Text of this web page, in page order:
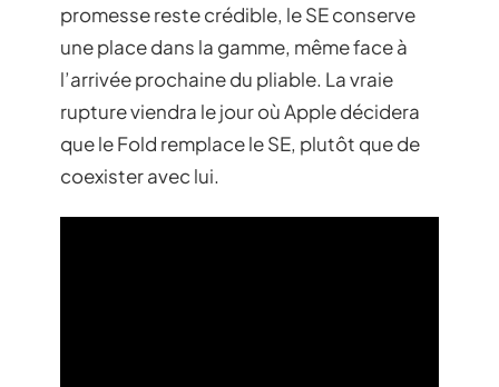
promesse reste crédible, le SE conserve
une place dans la gamme, même face à
l’arrivée prochaine du pliable. La vraie
rupture viendra le jour où Apple décidera
que le Fold remplace le SE, plutôt que de
coexister avec lui.